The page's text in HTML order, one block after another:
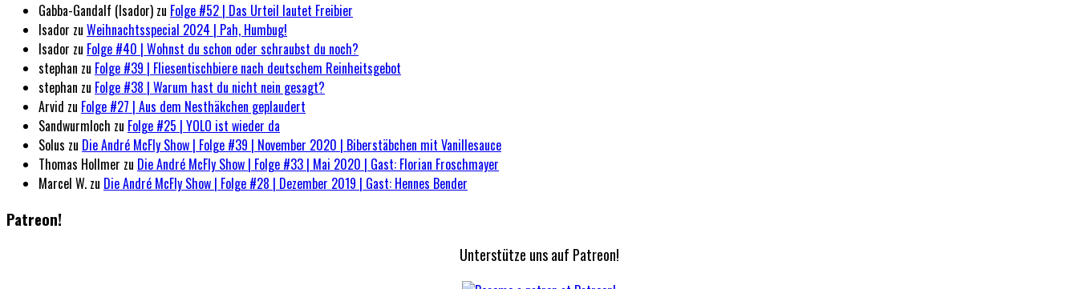
Gabba-Gandalf (Isador) zu Folge #52 | Das Urteil lautet Freibier
Isador zu Weihnachtsspecial 2024 | Pah, Humbug!
Isador zu Folge #40 | Wohnst du schon oder schraubst du noch?
stephan zu Folge #39 | Fliesentischbiere nach deutschem Reinheitsgebot
stephan zu Folge #38 | Warum hast du nicht nein gesagt?
Arvid zu Folge #27 | Aus dem Nesthäkchen geplaudert
Sandwurmloch zu Folge #25 | YOLO ist wieder da
Solus zu Die André McFly Show | Folge #39 | November 2020 | Biberstäbchen mit Vanillesauce
Thomas Hollmer zu Die André McFly Show | Folge #33 | Mai 2020 | Gast: Florian Froschmayer
Marcel W. zu Die André McFly Show | Folge #28 | Dezember 2019 | Gast: Hennes Bender
Patreon!
Unterstütze uns auf Patreon!